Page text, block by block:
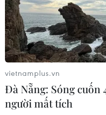
vietnamplus.vn
Đà Nẵng: Sóng cuốn
người mất tích